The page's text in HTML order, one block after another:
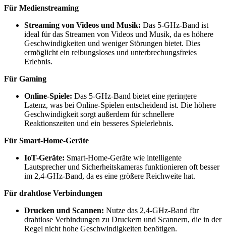
Für Medienstreaming
Streaming von Videos und Musik: Das 5-GHz-Band ist
ideal für das Streamen von Videos und Musik, da es höhere
Geschwindigkeiten und weniger Störungen bietet. Dies
ermöglicht ein reibungsloses und unterbrechungsfreies
Erlebnis.
Für Gaming
Online-Spiele: Das 5-GHz-Band bietet eine geringere
Latenz, was bei Online-Spielen entscheidend ist. Die höhere
Geschwindigkeit sorgt außerdem für schnellere
Reaktionszeiten und ein besseres Spielerlebnis.
Für Smart-Home-Geräte
IoT-Geräte: Smart-Home-Geräte wie intelligente
Lautsprecher und Sicherheitskameras funktionieren oft besser
im 2,4-GHz-Band, da es eine größere Reichweite hat.
Für drahtlose Verbindungen
Drucken und Scannen: Nutze das 2,4-GHz-Band für
drahtlose Verbindungen zu Druckern und Scannern, die in der
Regel nicht hohe Geschwindigkeiten benötigen.